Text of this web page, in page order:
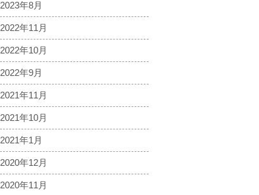
2023年8月
2022年11月
2022年10月
2022年9月
2021年11月
2021年10月
2021年1月
2020年12月
2020年11月